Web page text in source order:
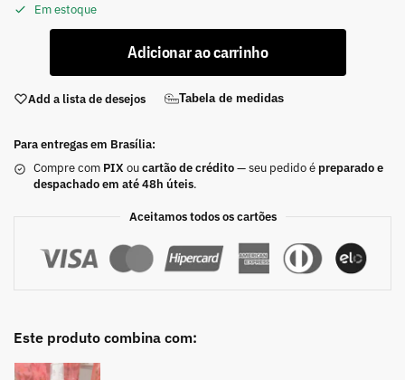
Em estoque
Adicionar ao carrinho
Add a lista de desejos Tabela de medidas
Para entregas em Brasília:
Compre com PIX oucartão de crédito— seu pedido é preparado e
despachado em até 48h úteis.
Aceitamos todos os cartões
Este produto combina com: